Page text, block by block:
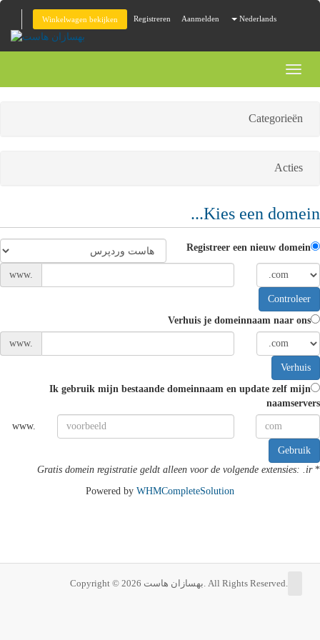
Nederlands
Aanmelden
Registreren
Winkelwagen bekijken
Toggle
Kies een domein...
Registreer een nieuw domein
www.
Controleer
Verhuis je domeinnaam naar ons
www.
Verhuis
Ik gebruik mijn bestaande domeinnaam en update zelf mijn
naamservers
www.
Gebruik
*
Gratis domein registratie geldt alleen voor de volgende extensies: .ir
Powered by WHMCompleteSolution
Copyright © 2026 بهسازان هاست. All Rights Reserved.